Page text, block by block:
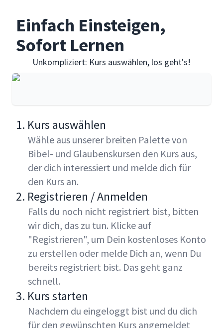
Einfach Einsteigen,
Sofort Lernen
Unkompliziert: Kurs auswählen, los geht's!
1. Kurs auswählen
Wähle aus unserer breiten Palette von
Bibel- und Glaubenskursen den Kurs aus,
der dich interessiert und melde dich für
den Kurs an.
2. Registrieren / Anmelden
Falls du noch nicht registriert bist, bitten
wir dich, das zu tun. Klicke auf
"Registrieren", um Dein kostenloses Konto
zu erstellen oder melde Dich an, wenn Du
bereits registriert bist. Das geht ganz
schnell.
3. Kurs starten
Nachdem du eingeloggt bist und du dich
für den gewünschten Kurs angemeldet